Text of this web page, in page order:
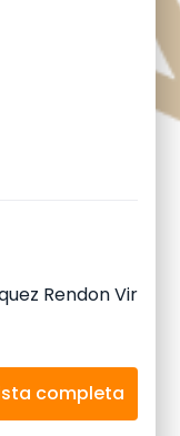
completa